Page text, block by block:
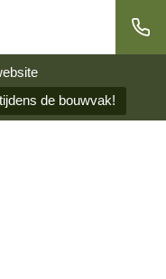
de bouwvak!